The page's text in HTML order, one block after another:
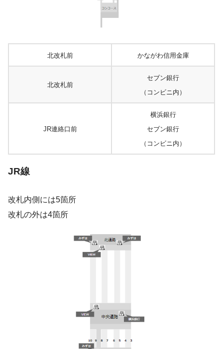
北改札前 かながわ信用金庫
北改札前
セブン銀行
（コンビニ内）
JR連絡口前
横浜銀行
セブン銀行
（コンビニ内）
JR線
改札内側には5箇所
改札の外は4箇所